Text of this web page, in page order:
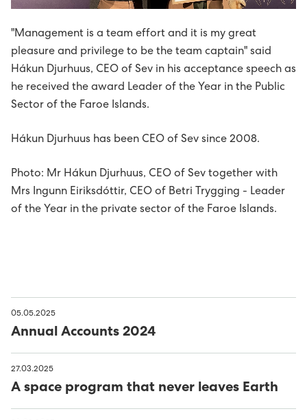
Vegleiðing til uppseting av málarum
B2: Luftteym til kaðalteym
C1: Treytir fyri ravmagnsveiting til nýtarar
C2: Felagsreglurnar
C3: Broytingar til felagsreglur
D2: Landsstýriskunngerðir
D2: Landsstýriskunngerðir
D1: Løgtingslógir
Umhugsar tú elbil?
Frámelda RFID-løðispjaldur
Mýruverkið II - pumpuskipan í Vestmanna
Søguligt yvirlit - pumpuskipan
Orkuverk
Porkerishagi
Netið
Leys størv
Lestrarstarv á menningardeildini
Tøkningur við áræði til myllur og battaríir
KT-mennari til Sev
Avloysarar til Vágsverkið í summarfrítíðini
Summarstørv
Varaverkmeistari til Sundsverkið
Heilsa, trygd og umhvørvi
Vís alt...
Tøl, treytir og frágreiðingar
Prísir
Ársroknskapur 2024
Vís alt...
Miðlar og samskifti
Webcasts
Spurningar og svar
Kunning um dátuvernd
Sev - sum allir føroyingar eiga
About us
Management
Group Executive Management
Organisational diagram
Reports
Powering an island community with 100%
Projects
Minesto - tidal energy project
Pumped storage
"Management is a team effort and it is my great
pleasure and privilege to be the team captain" said
Hákun Djurhuus, CEO of Sev in his acceptance speech as
he received the award Leader of the Year in the Public
Sector of the Faroe Islands.
Hákun Djurhuus has been CEO of Sev since 2008.
Photo: Mr Hákun Djurhuus, CEO of Sev together with
Mrs Ingunn Eiriksdóttir, CEO of Betri Trygging - Leader
of the Year in the private sector of the Faroe Islands.
05.05.2025
Annual Accounts 2024
27.03.2025
A space program that never leaves Earth